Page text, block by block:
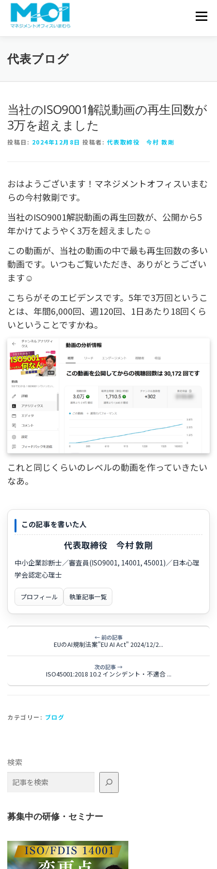
コンテンツへスキップ
メニ
代表ブログ
当社のISO9001解説動画の再生回数が
3万を超えました
投稿日: 2024年12月8日 投稿者: 代表取締役 今村 敦剛
おはようございます！マネジメントオフィスいまむ
らの今村敦剛です。
当社のISO9001解説動画の再生回数が、公開から5
年かけてようやく3万を超えました☺️
この動画が、当社の動画の中で最も再生回数の多い
動画です。いつもご覧いただき、ありがとうござい
ます☺️
こちらがそのエビデンスです。5年で3万回というこ
とは、年間6,000回、週120回、1日あたり18回くら
いということですかね。
これと同じくらいのレベルの動画を作っていきたい
なあ。
この記事を書いた人
代表取締役 今村 敦剛
中小企業診断士／審査員(ISO9001, 14001, 45001)／日本心理
学会認定心理士
プロフィール 執筆記事一覧
← 前の記事
EUのAI規制法案"EU AI Act" 2024/12/2...
次の記事 →
ISO45001:2018 10.2 インシデント・不適合 ...
カテゴリー: ブログ
検索
募集中の研修・セミナー